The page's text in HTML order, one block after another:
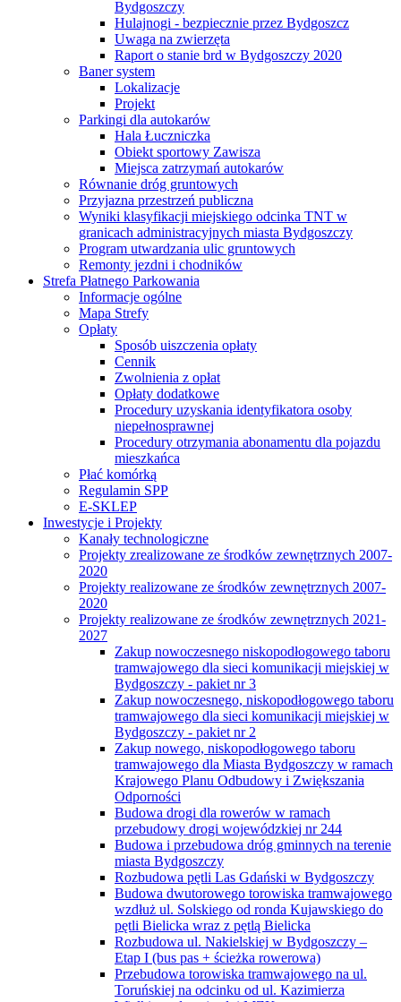
Bydgoszczy
Hulajnogi - bezpiecznie przez Bydgoszcz
Uwaga na zwierzęta
Raport o stanie brd w Bydgoszczy 2020
Baner system
Lokalizacje
Projekt
Parkingi dla autokarów
Hala Łuczniczka
Obiekt sportowy Zawisza
Miejsca zatrzymań autokarów
Równanie dróg gruntowych
Przyjazna przestrzeń publiczna
Wyniki klasyfikacji miejskiego odcinka TNT w
granicach administracyjnych miasta Bydgoszczy
Program utwardzania ulic gruntowych
Remonty jezdni i chodników
Strefa Płatnego Parkowania
Informacje ogólne
Mapa Strefy
Opłaty
Sposób uiszczenia opłaty
Cennik
Zwolnienia z opłat
Opłaty dodatkowe
Procedury uzyskania identyfikatora osoby
niepełnosprawnej
Procedury otrzymania abonamentu dla pojazdu
mieszkańca
Płać komórką
Regulamin SPP
E-SKLEP
Inwestycje i Projekty
Kanały technologiczne
Projekty zrealizowane ze środków zewnętrznych 2007-
2020
Projekty realizowane ze środków zewnętrznych 2007-
2020
Projekty realizowane ze środków zewnętrznych 2021-
2027
Zakup nowoczesnego niskopodłogowego taboru
tramwajowego dla sieci komunikacji miejskiej w
Bydgoszczy - pakiet nr 3
Zakup nowoczesnego, niskopodłogowego taboru
tramwajowego dla sieci komunikacji miejskiej w
Bydgoszczy - pakiet nr 2
Zakup nowego, niskopodłogowego taboru
tramwajowego dla Miasta Bydgoszczy w ramach
Krajowego Planu Odbudowy i Zwiększania
Odporności
Budowa drogi dla rowerów w ramach
przebudowy drogi wojewódzkiej nr 244
Budowa i przebudowa dróg gminnych na terenie
miasta Bydgoszczy
Rozbudowa pętli Las Gdański w Bydgoszczy
Budowa dwutorowego torowiska tramwajowego
wzdłuż ul. Solskiego od ronda Kujawskiego do
pętli Bielicka wraz z pętlą Bielicka
Rozbudowa ul. Nakielskiej w Bydgoszczy –
Etap I (bus pas + ścieżka rowerowa)
Przebudowa torowiska tramwajowego na ul.
Toruńskiej na odcinku od ul. Kazimierza